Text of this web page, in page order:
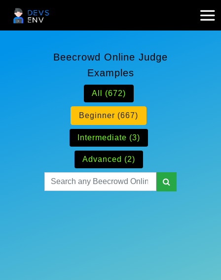
Beecrowd Online Judge
Examples
All (672)
Beginner (667)
Intermediate (3)
Advanced (2)